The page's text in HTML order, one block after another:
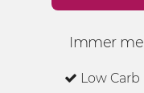
Immer
Low Carb